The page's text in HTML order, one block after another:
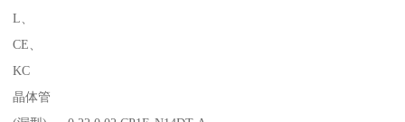
L、
CE、
KC
晶体管